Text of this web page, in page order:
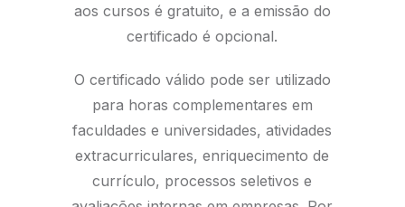
aos cursos é gratuito, e a emissão do
certificado é opcional.
O certificado válido pode ser utilizado
para horas complementares em
faculdades e universidades, atividades
extracurriculares, enriquecimento de
currículo, processos seletivos e